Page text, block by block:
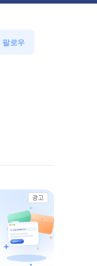
팔로우
광고